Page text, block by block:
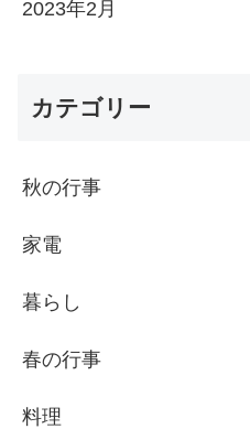
2023年2月
カテゴリー
秋の行事
家電
暮らし
春の行事
料理